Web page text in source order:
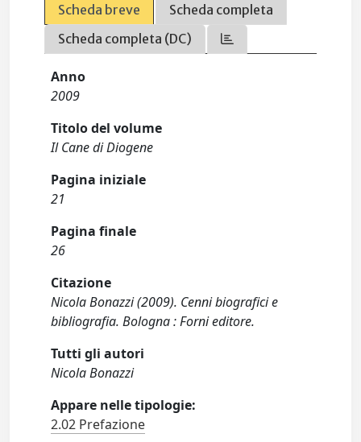
Scheda breve
Scheda completa
Scheda completa (DC)
Anno
2009
Titolo del volume
Il Cane di Diogene
Pagina iniziale
21
Pagina finale
26
Citazione
Nicola Bonazzi (2009). Cenni biografici e
bibliografia. Bologna : Forni editore.
Tutti gli autori
Nicola Bonazzi
Appare nelle tipologie:
2.02 Prefazione